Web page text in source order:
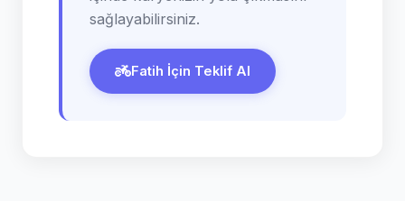
sağlayabilirsiniz.
Fatih İçin Teklif Al